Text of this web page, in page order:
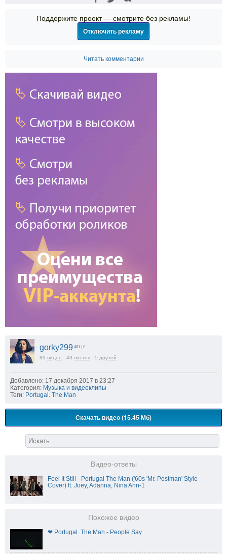
Поддержите проект — смотрите без рекламы!
Отключить рекламу
Читать комментарии
gorky299 481 | 0
89 видео 49 постов 5 друзей
Добавлено: 17 декабря 2017 в 23:27
Категория: Музыка и видеоклипы
Теги: Portugal. The Man
Скачать видео (15.45 Мб)
Видео-ответы
Feel It Still - Portugal The Man ('60s 'Mr. Postman' Style
Cover) ft. Joey, Adanna, Nina Ann-1
Похожее видео
❤ Portugal. The Man - People Say